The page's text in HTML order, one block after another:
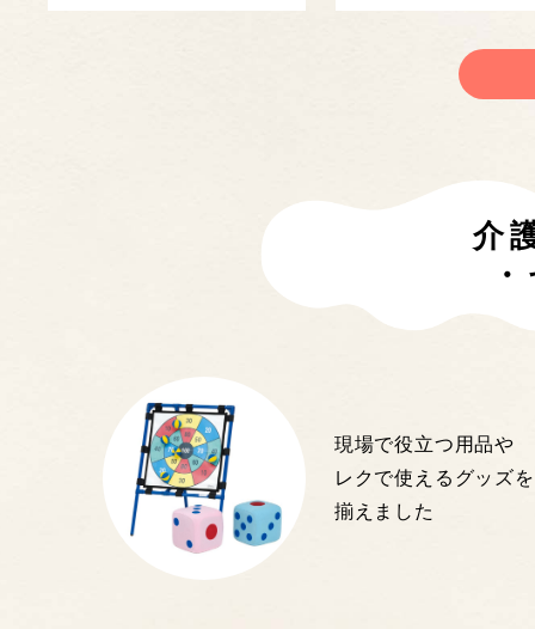
介
現場で役立つ用品や
レクで使えるグッズを
揃えました